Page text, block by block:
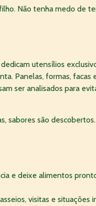
Não tenha medo de
utensílios
Panelas, formas, facas
ser analisados para
sabores são descobertos.
e deixe alimentos
visitas e situações